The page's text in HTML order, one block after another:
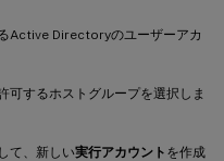
Active Directoryのユーザーアカ
可するホストグループを選択しま
て、新しい実行アカウント を作成